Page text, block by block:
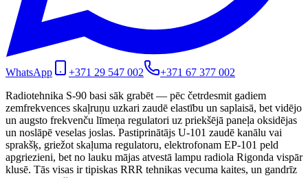
WhatsApp +371 29 547 002
+371 67 377 002
Radiotehnika S-90 basi sāk grabēt — pēc četrdesmit gadiem
zemfrekvences skaļruņu uzkari zaudē elastību un saplaisā, bet vidējo
un augsto frekvenču līmeņa regulatori uz priekšējā paneļa oksidējas
un noslāpē veselas joslas. Pastiprinātājs U-101 zaudē kanālu vai
sprakšķ, griežot skaļuma regulatoru, elektrofonam EP-101 peld
apgriezieni, bet no lauku mājas atvestā lampu radiola Rigonda vispār
klusē. Tās visas ir tipiskas RRR tehnikas vecuma kaites, un gandrīz